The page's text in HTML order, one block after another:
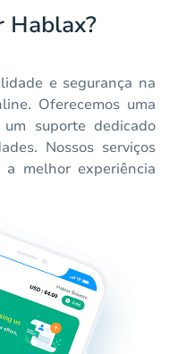
Hablax?
e segurança na
Oferecemos uma
suporte dedicado
Nossos serviços
melhor experiência